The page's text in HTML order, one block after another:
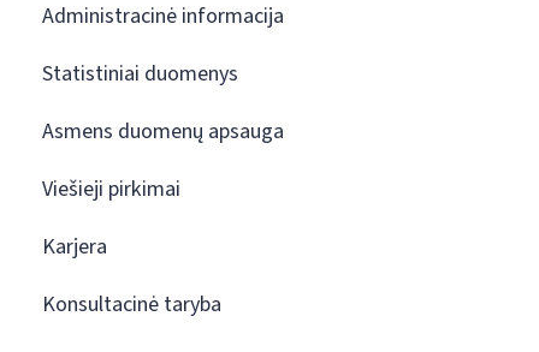
Administracinė informacija
Statistiniai duomenys
Asmens duomenų apsauga
Viešieji pirkimai
Karjera
Konsultacinė taryba